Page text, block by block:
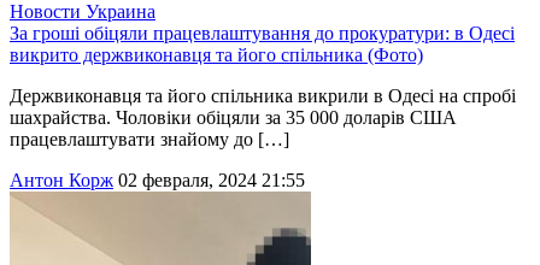
Новости Украина
За гроші обіцяли працевлаштування до прокуратури: в Одесі
викрито держвиконавця та його спільника (Фото)
Держвиконавця та його спільника викрили в Одесі на спробі
шахрайства. Чоловіки обіцяли за 35 000 доларів США
працевлаштувати знайому до […]
Антон Корж 02 февраля, 2024 21:55